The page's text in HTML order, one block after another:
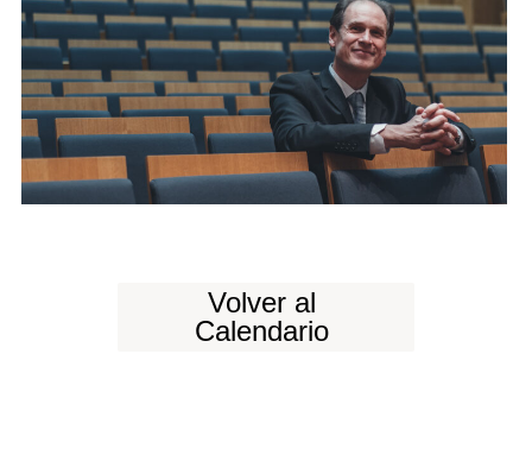
Volver al
Calendario